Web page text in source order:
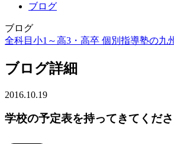
ブログ
ブログ
全科目小1～高3・高卒 個別指導塾の九
ブログ詳細
2016.10.19
学校の予定表を持ってきてくださ